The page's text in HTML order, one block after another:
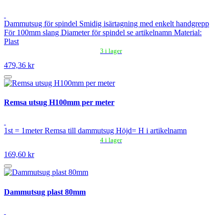
Dammutsug för spindel Smidig isärtagning med enkelt handgrepp
För 100mm slang Diameter för spindel se artikelnamn Material:
Plast
3 i lager
479,36 kr
Remsa utsug H100mm per meter
1st = 1meter Remsa till dammutsug Höjd= H i artikelnamn
4 i lager
169,60 kr
Dammutsug plast 80mm